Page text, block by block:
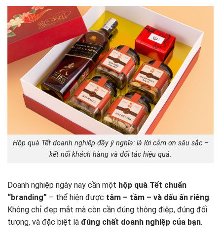
Hộp quà Tết doanh nghiệp đầy ý nghĩa: là lời cảm ơn sâu sắc –
kết nối khách hàng và đối tác hiệu quả.
Doanh nghiệp ngày nay cần một hộp quà Tết chuẩn
“branding” – thể hiện được tâm – tầm – và dấu ấn riêng.
Không chỉ đẹp mắt mà còn cần đúng thông điệp, đúng đối
tượng, và đặc biệt là đúng chất doanh nghiệp của bạn.